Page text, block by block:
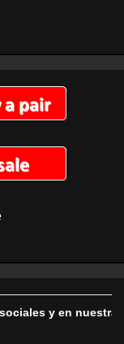
y en nuestra